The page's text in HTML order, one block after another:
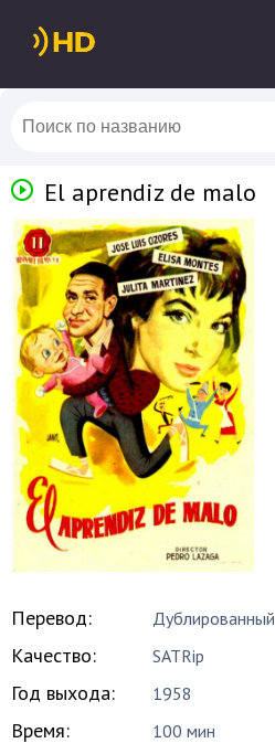
El aprendiz de malo
Перевод: Дублированный
Качество: SATRip
Год выхода: 1958
Время: 100 мин